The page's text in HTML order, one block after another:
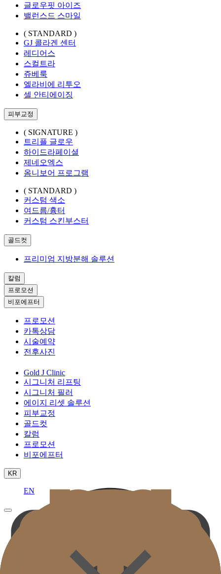
글로우핏 아이즈
밸런스드 스마일
( STANDARD )
GJ 콜라겐 센터
레디어스
스컬트라
쥬베룩
엘라비에 리투오
셀 안티에이징
피부교정
( SIGNATURE )
트리플 글로우
하이드라페이셜
제네오엑스
옴니보어 프로그램
( STANDARD )
커스텀 색소
여드름/흉터
커스텀 스킨부스터
골드컷
프리미엄 지방분해 솔루션
칼럼
프로모션
비포에프터
프로모션
카톡상담
시술예약
전후사진
Gold J Clinic
시그니처 리프팅
시그니처 필러
에이지 리셋 솔루션
피부교정
골드컷
칼럼
프로모션
비포에프터
KR
EN
진료안내 및 오시는길